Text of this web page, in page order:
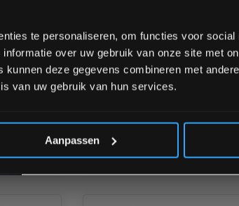
te personaliseren, om functies voor social
over uw gebruik van onze site met
deze gegevens combineren met
van uw gebruik van hun services.
Aanpassen
Nog 5 stuks op voorraad
Custom made: 5–10 weken
Vergelijk